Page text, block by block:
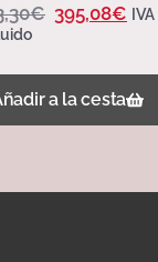
€ 395,08€ IVA
a la cesta